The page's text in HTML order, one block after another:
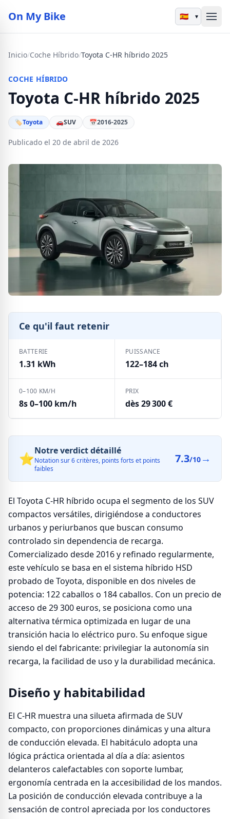
On My Bike ▾
Inicio/Coche Híbrido/Toyota C-HR híbrido 2025
COCHE HÍBRIDO
Toyota C-HR híbrido 2025
🏷Toyota 🚗SUV 📅2016-2025
Publicado el 20 de abril de 2026
Ce qu'il faut retenir
BATTERIE
1.31 kWh
PUISSANCE
122–184 ch
0–100 KM/H
8s 0–100 km/h
PRIX
dès 29 300 €
⭐Notre verdict détaillé
Notation sur 6 critères, points forts et points
faibles
7.3/10 →
El Toyota C-HR híbrido ocupa el segmento de los SUV
compactos versátiles, dirigiéndose a conductores
urbanos y periurbanos que buscan consumo
controlado sin dependencia de recarga.
Comercializado desde 2016 y refinado regularmente,
este vehículo se basa en el sistema híbrido HSD
probado de Toyota, disponible en dos niveles de
potencia: 122 caballos o 184 caballos. Con un precio de
acceso de 29 300 euros, se posiciona como una
alternativa térmica optimizada en lugar de una
transición hacia lo eléctrico puro. Su enfoque sigue
siendo el del fabricante: privilegiar la autonomía sin
recarga, la facilidad de uso y la durabilidad mecánica.
Diseño y habitabilidad
El C-HR muestra una silueta afirmada de SUV
compacto, con proporciones dinámicas y una altura
de conducción elevada. El habitáculo adopta una
lógica práctica orientada al día a día: asientos
delanteros calefactables con soporte lumbar,
ergonomía centrada en la accesibilidad de los mandos.
La posición de conducción elevada contribuye a la
sensación de control apreciada por los conductores